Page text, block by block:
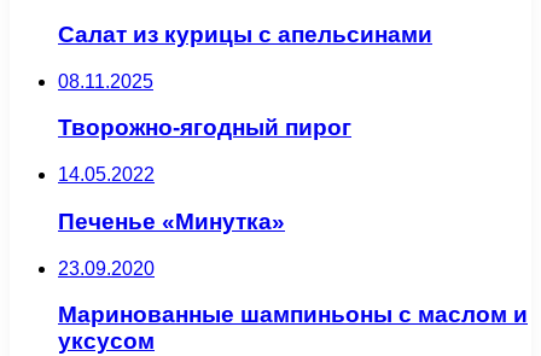
Салат из курицы с апельсинами
08.11.2025
Творожно-ягодный пирог
14.05.2022
Печенье «Минутка»
23.09.2020
Маринованные шампиньоны с маслом и
уксусом